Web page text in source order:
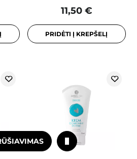
11,50 €
PRIDĖTI Į KREPŠELĮ